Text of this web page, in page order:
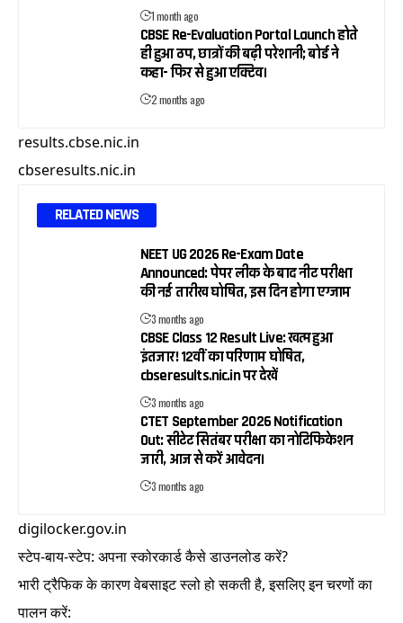
1 month ago
CBSE Re-Evaluation Portal Launch होते
ही हुआ ठप, छात्रों की बढ़ी परेशानी; बोर्ड ने
कहा- फिर से हुआ एक्टिव।
2 months ago
results.cbse.nic.in
cbseresults.nic.in
RELATED NEWS
NEET UG 2026 Re-Exam Date
Announced: पेपर लीक के बाद नीट परीक्षा
की नई तारीख घोषित, इस दिन होगा एग्जाम
3 months ago
CBSE Class 12 Result Live: खत्म हुआ
इंतजार! 12वीं का परिणाम घोषित,
cbseresults.nic.in पर देखें
3 months ago
CTET September 2026 Notification
Out: सीटेट सितंबर परीक्षा का नोटिफिकेशन
जारी, आज से करें आवेदन।
3 months ago
digilocker.gov.in
स्टेप-बाय-स्टेप: अपना स्कोरकार्ड कैसे डाउनलोड करें?
भारी ट्रैफिक के कारण वेबसाइट स्लो हो सकती है, इसलिए इन चरणों का
पालन करें: